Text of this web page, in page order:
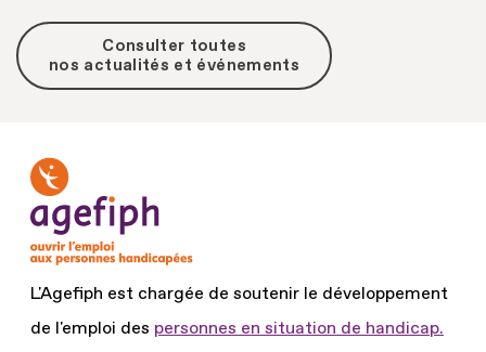
Consulter toutes
nos actualités et événements
L'Agefiph est chargée de soutenir le développement
de l'emploi des personnes en situation de handicap.